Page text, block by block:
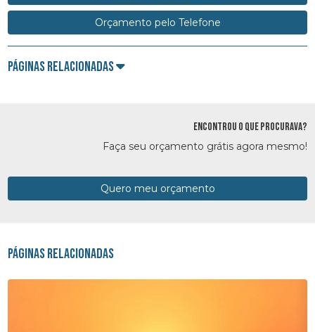
Orçamento pelo Telefone
Páginas Relacionadas
ENCONTROU O QUE PROCURAVA?
Faça seu orçamento grátis agora mesmo!
Quero meu orçamento
Páginas Relacionadas